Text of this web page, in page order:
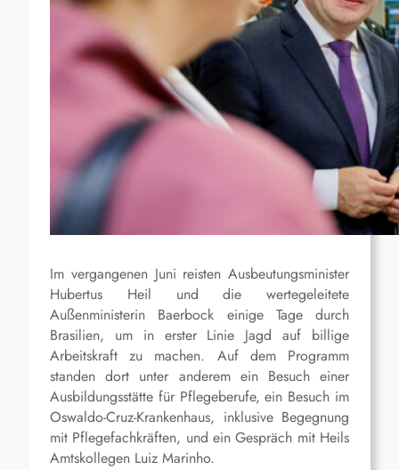
Im vergangenen Juni reisten Ausbeutungsminister
Hubertus Heil und die wertegeleitete
Außenministerin Baerbock einige Tage durch
Brasilien, um in erster Linie Jagd auf billige
Arbeitskraft zu machen. Auf dem Programm
standen dort unter anderem ein Besuch einer
Ausbildungsstätte für Pflegeberufe, ein Besuch im
Oswaldo-Cruz-Krankenhaus, inklusive Begegnung
mit Pflegefachkräften, und ein Gespräch mit Heils
Amtskollegen Luiz Marinho.